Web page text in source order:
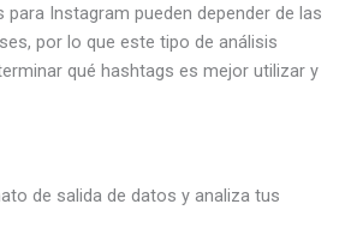
Instagram pueden depender de las
por lo que este tipo de análisis
qué hashtags es mejor utilizar y
de salida de datos y analiza tus